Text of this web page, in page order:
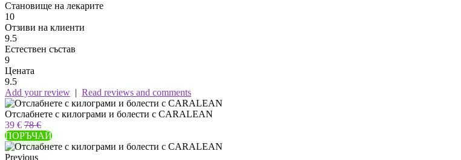
Становище на лекарите
10
Отзиви на клиенти
9.5
Естествен състав
9
Цената
9.5
Add your review | Read reviews and comments
Отслабнете с килограми и болести с CARALEAN
39 € 78 €
ПОРЪЧАЙ
Previous